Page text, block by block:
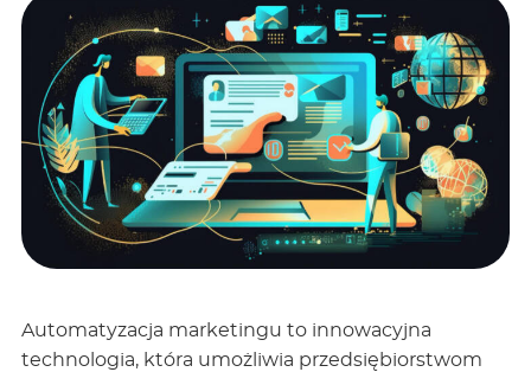
Automatyzacja marketingu to innowacyjna
technologia, która umożliwia przedsiębiorstwom